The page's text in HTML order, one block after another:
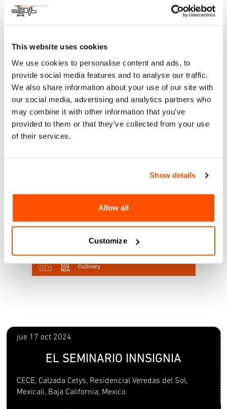
This website uses cookies
We use cookies to personalise content and ads, to
provide social media features and to analyse our traffic.
We also share information about your use of our site with
our social media, advertising and analytics partners who
may combine it with other information that you’ve
provided to them or that they’ve collected from your use
of their services.
Show details
Allow all
Customize
escena gastronómica regional y las áreas de oportunidad
para los jóvenes emprendedores.
jue 17 oct 2024
EL SEMINARIO INNSIGNIA
CECE, Calzada Cetys, Residencial Veredas del Sol,
Mexicali, Baja California, Mexico